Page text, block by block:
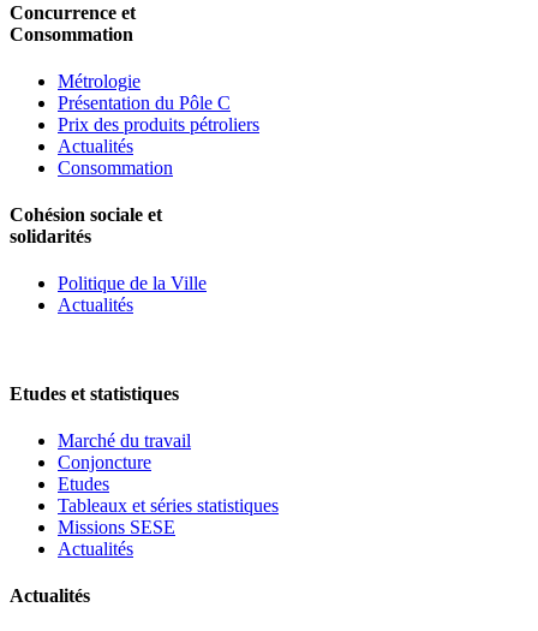
Concurrence et
Consommation
Métrologie
Présentation du Pôle C
Prix des produits pétroliers
Actualités
Consommation
Cohésion sociale et
solidarités
Politique de la Ville
Actualités
Etudes et statistiques
Marché du travail
Conjoncture
Etudes
Tableaux et séries statistiques
Missions SESE
Actualités
Actualités